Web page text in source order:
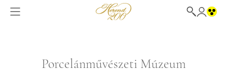
Porcelánművészeti Múzeum